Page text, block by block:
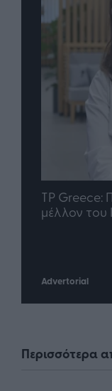
TP Greece:
μέλλον του
Advertorial
Περισσότερα